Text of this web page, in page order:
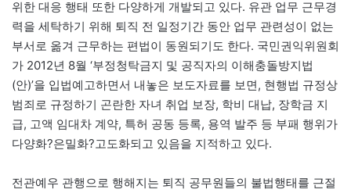
위한 대응 행태 또한 다양하게 개발되고 있다. 유관 업무 근무경
력을 세탁하기 위해 퇴직 전 일정기간 동안 업무 관련성이 없는
부서로 옮겨 근무하는 편법이 동원되기도 한다. 국민권익위원회
가 2012년 8월 ‘부정청탁금지 및 공직자의 이해충돌방지법
(안)’을 입법예고하면서 내놓은 보도자료를 보면, 현행법 규정상
범죄로 규정하기 곤란한 자녀 취업 보장, 학비 대납, 장학금 지
급, 고액 임대차 계약, 특허 공동 등록, 용역 발주 등 부패 행위가
다양화?은밀화?고도화되고 있음을 지적하고 있다.
전관예우 관행으로 행해지는 퇴직 공무원들의 불법행태를 근절